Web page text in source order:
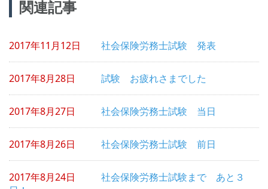
稿
ビ
ゲ
ー
シ
ョ
ン
関連記事
2017年11月12日 社会保険労務士試験 発表
2017年8月28日 試験 お疲れさまでした
2017年8月27日 社会保険労務士試験 当日
2017年8月26日 社会保険労務士試験 前日
2017年8月24日
社会保険労務士試験まで あと３